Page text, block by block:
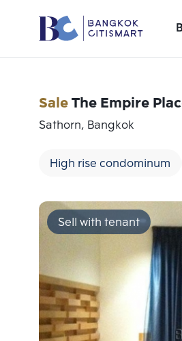
SaleThe Empire
Sathorn, Bangkok
High rise condominum
Sell with tenant
Add comparative
Number 1